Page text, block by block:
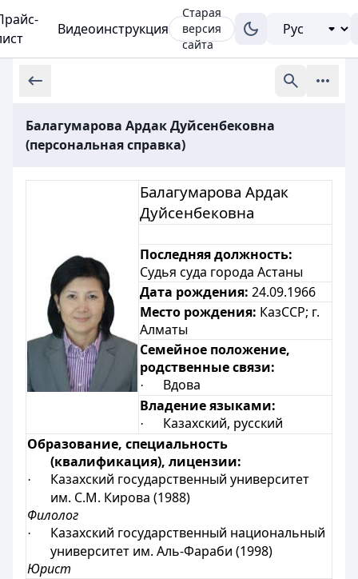
Видеоинструкция
Старая
версия
сайта
Балагумарова Ардак Дуйсенбековна
(персональная справка)
Балагумарова Ардак
Дуйсенбековна
Последняя должность:
Судья суда города Астаны
Дата рождения: 24.09.1966
Место рождения: КазССР; г.
Алматы
Семейное положение,
родственные связи:
·
Вдова
Владение языками:
·
Казахский, русский
Образование, специальность
(квалификация), лицензии:
·
Казахский государственный университет
им. С.М. Кирова (1988)
Филолог
·
Казахский государственный национальный
университет им. Аль-Фараби (1998)
Юрист